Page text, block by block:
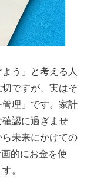
う」と考える人
ですが、実はそ
理」です。家計
認に過ぎませ
ら未来にかけての
的にお金を使
。